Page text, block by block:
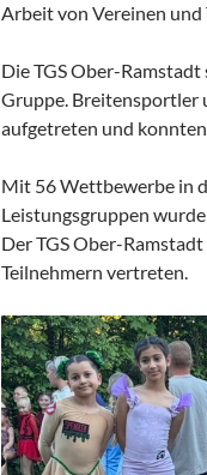
Arbeit von Vereinen und
Die TGS Ober-
Gruppe. Breitensportler
aufgetreten und
Mit 56 Wettbewerbe in
Leistungsgruppen
Der TGS Ober-
Teilnehmern vertreten.